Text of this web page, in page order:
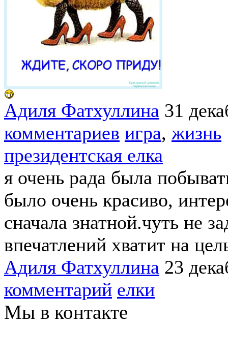
Адиля Фатхуллина 31
комментариев игра, жизнь
президентская елка
я очень рада была
было очень красиво,
сначала знатной.чуть не
впечатлений хватит на
Адиля Фатхуллина 23
комментарий елки
Мы в контакте